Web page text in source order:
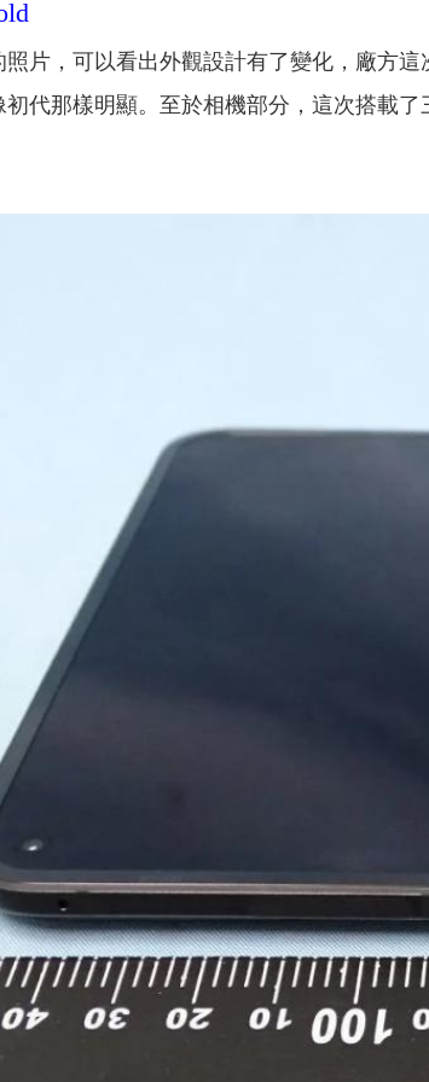
照片，可以看出外觀設計有了變化，廠方
初代那樣明顯。至於相機部分，這次搭載